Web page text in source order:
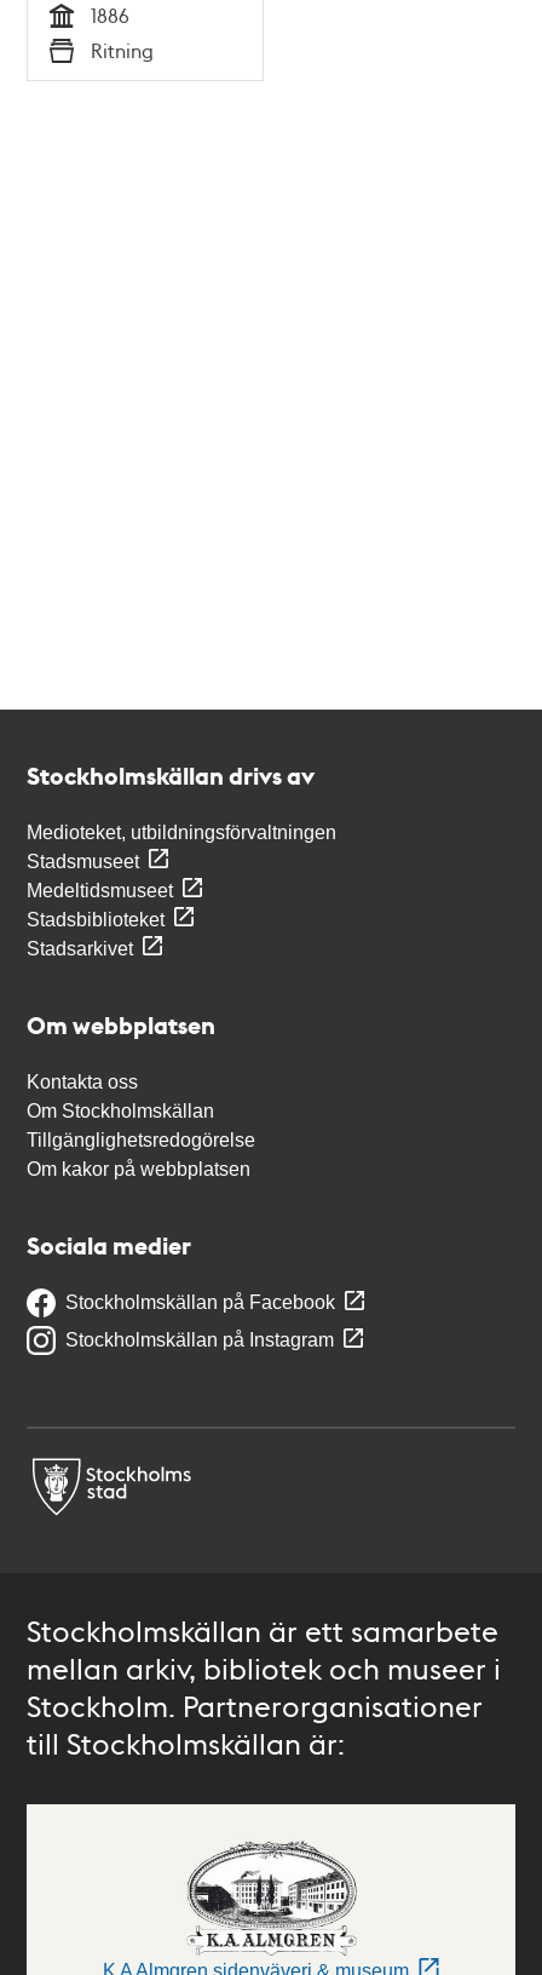
Tid
1886
Typ
Ritning
Stockholmskällan drivs av
Medioteket, utbildningsförvaltningen
Stadsmuseet
Medeltidsmuseet
Stadsbiblioteket
Stadsarkivet
Om webbplatsen
Kontakta oss
Om Stockholmskällan
Tillgänglighetsredogörelse
Om kakor på webbplatsen
Sociala medier
Stockholmskällan på Facebook
Stockholmskällan på Instagram
Stockholmskällan är ett samarbete
mellan arkiv, bibliotek och museer i
Stockholm. Partnerorganisationer
till Stockholmskällan är:
K A Almgren sidenväveri & museum